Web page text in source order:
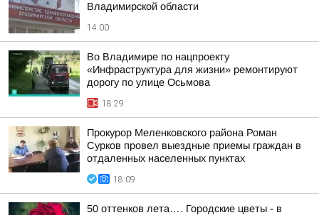
Владимирской области
14:00
Во Владимире по нацпроекту
«Инфраструктура для жизни» ремонтируют
дорогу по улице Осьмова
18:29
Прокурор Меленковского района Роман
Сурков провел выездные приемы граждан в
отдаленных населенных пунктах
18:09
50 оттенков лета…. Городские цветы - в